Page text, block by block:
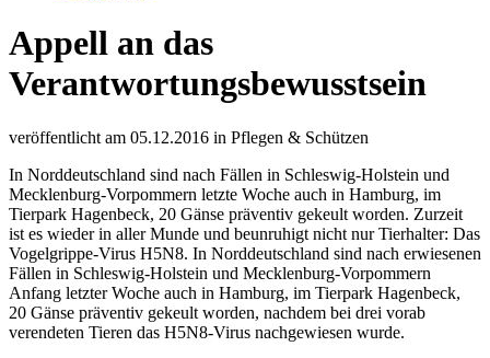
Appell an das
Verantwortungsbewusstsein
veröffentlicht am 05.12.2016 in Pflegen & Schützen
In Norddeutschland sind nach Fällen in Schleswig-Holstein und
Mecklenburg-Vorpommern letzte Woche auch in Hamburg, im
Tierpark Hagenbeck, 20 Gänse präventiv gekeult worden. Zurzeit
ist es wieder in aller Munde und beunruhigt nicht nur Tierhalter: Das
Vogelgrippe-Virus H5N8. In Norddeutschland sind nach erwiesenen
Fällen in Schleswig-Holstein und Mecklenburg-Vorpommern
Anfang letzter Woche auch in Hamburg, im Tierpark Hagenbeck,
20 Gänse präventiv gekeult worden, nachdem bei drei vorab
verendeten Tieren das H5N8-Virus nachgewiesen wurde.